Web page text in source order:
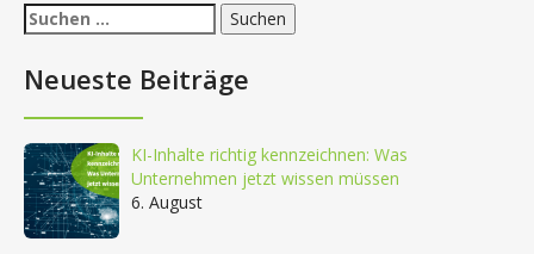
Suchen
nach:
Neueste Beiträge
KI-Inhalte richtig kennzeichnen: Was
Unternehmen jetzt wissen müssen
6. August